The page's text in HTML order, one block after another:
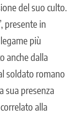
del suo culto.
presente in
più
anche dalla
soldato romano
sua presenza
alla